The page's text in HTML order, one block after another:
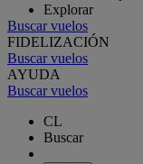
Explorar
Buscar vuelos
FIDELIZACIÓN
Buscar vuelos
AYUDA
Buscar vuelos
CL
Buscar